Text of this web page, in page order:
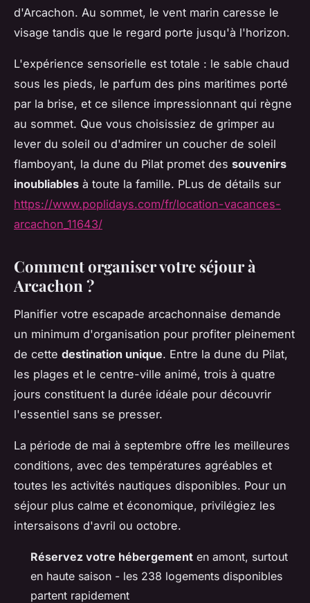
d'Arcachon. Au sommet, le vent marin caresse le
visage tandis que le regard porte jusqu'à l'horizon.
L'expérience sensorielle est totale : le sable chaud
sous les pieds, le parfum des pins maritimes porté
par la brise, et ce silence impressionnant qui règne
au sommet. Que vous choisissiez de grimper au
lever du soleil ou d'admirer un coucher de soleil
flamboyant, la dune du Pilat promet des souvenirs
inoubliables à toute la famille. PLus de détails sur
https://www.poplidays.com/fr/location-vacances-
arcachon_11643/
Comment organiser votre séjour à
Arcachon ?
Planifier votre escapade arcachonnaise demande
un minimum d'organisation pour profiter pleinement
de cette destination unique. Entre la dune du Pilat,
les plages et le centre-ville animé, trois à quatre
jours constituent la durée idéale pour découvrir
l'essentiel sans se presser.
La période de mai à septembre offre les meilleures
conditions, avec des températures agréables et
toutes les activités nautiques disponibles. Pour un
séjour plus calme et économique, privilégiez les
intersaisons d'avril ou octobre.
Réservez votre hébergement en amont, surtout
en haute saison - les 238 logements disponibles
partent rapidement